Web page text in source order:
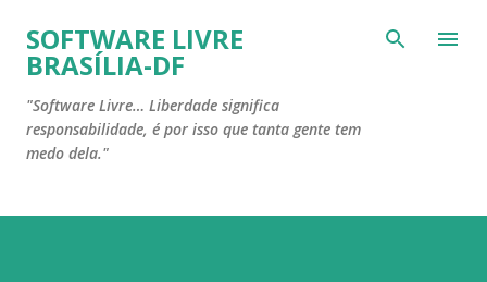
Pular para o conteúdo principal
SOFTWARE LIVRE
BRASÍLIA-DF
"Software Livre… Liberdade significa
responsabilidade, é por isso que tanta gente tem
medo dela."